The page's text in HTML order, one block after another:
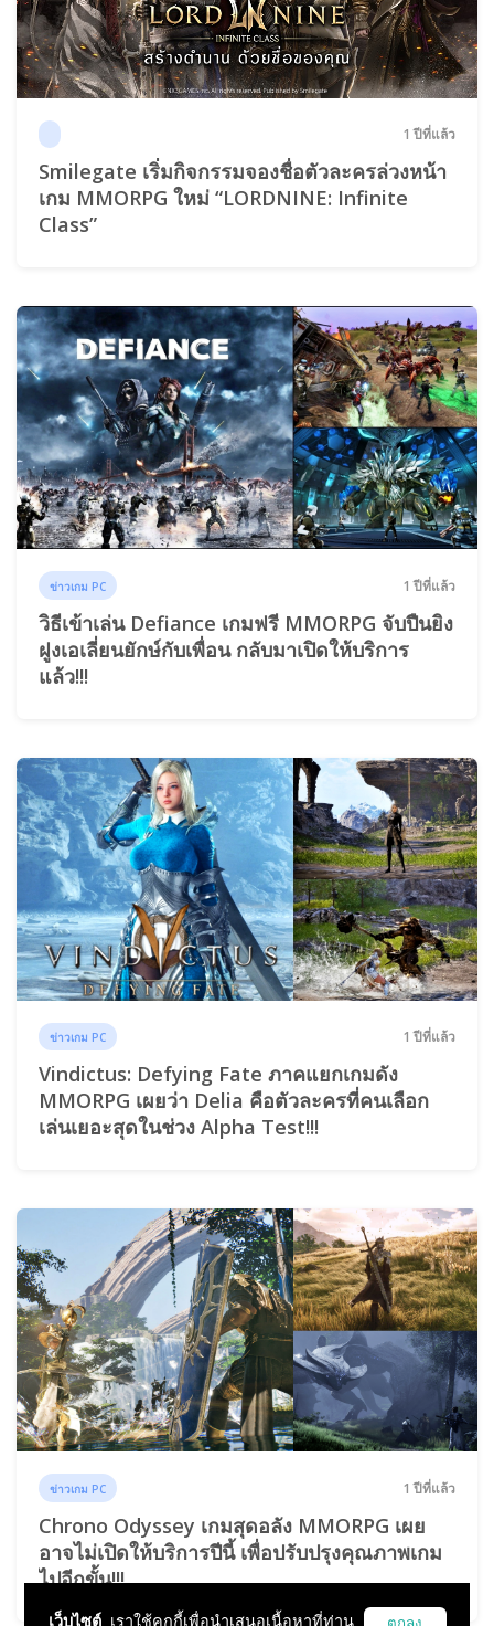
1 ปีที่แล้ว
Smilegate เริ่มกิจกรรมจองชื่อตัวละครล่วงหน้า
เกม MMORPG ใหม่ “LORDNINE: Infinite
Class”
ข่าวเกม PC 1 ปีที่แล้ว
วิธีเข้าเล่น Defiance เกมฟรี MMORPG จับปืนยิง
ฝูงเอเลี่ยนยักษ์กับเพื่อน กลับมาเปิดให้บริการ
แล้ว!!!
ข่าวเกม PC 1 ปีที่แล้ว
Vindictus: Defying Fate ภาคแยกเกมดัง
MMORPG เผยว่า Delia คือตัวละครที่คนเลือก
เล่นเยอะสุดในช่วง Alpha Test!!!
ข่าวเกม PC 1 ปีที่แล้ว
Chrono Odyssey เกมสุดอลัง MMORPG เผย
อาจไม่เปิดให้บริการปีนี้ เพื่อปรับปรุงคุณภาพเกม
ไปอีกขั้น!!!
เว็บไซต์ เราใช้คุกกี้เพื่อนำเสนอเนื้อหาที่ท่าน